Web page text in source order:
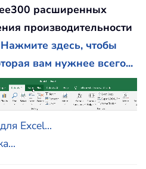
расширенных
производительности
Нажмите здесь, чтобы
вам нужнее всего...
Excel...